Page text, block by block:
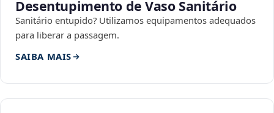
Desentupimento de Vaso Sanitário
Sanitário entupido? Utilizamos equipamentos adequados
para liberar a passagem.
SAIBA MAIS